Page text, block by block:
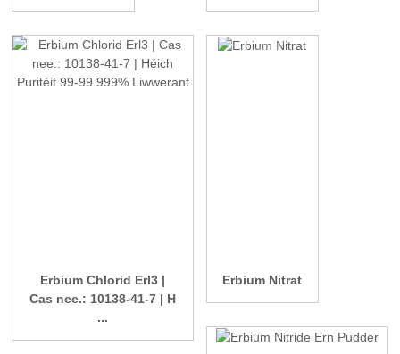
Erbium Chlorid Erl3 |
Cas nee.: 10138-41-7 | H
...
Erbium Nitrat